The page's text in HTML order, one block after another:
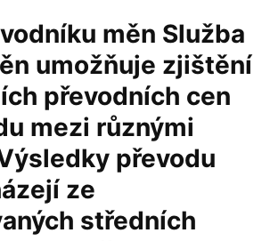
měn Služba
umožňuje zjištění
převodních cen
mezi různými
převodu
ze
středních